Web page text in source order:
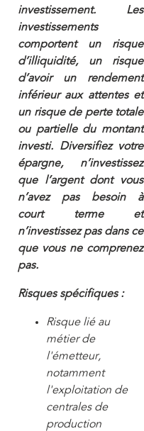
investissement. Les
investissements
comportent un risque
d’illiquidité, un risque
d’avoir un rendement
inférieur aux attentes et
un risque de perte totale
ou partielle du montant
investi. Diversifiez votre
épargne, n’investissez
que l’argent dont vous
n’avez pas besoin à
court terme et
n’investissez pas dans ce
que vous ne comprenez
pas.
Risques spécifiques :
Risque lié au
métier de
l'émetteur,
notamment
l'exploitation de
centrales de
production